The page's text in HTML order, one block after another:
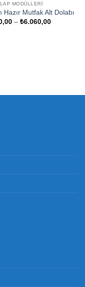
MODÜLLERI
Hazır Mutfak Alt Dolabı
– ₺6.060,00Fiyat